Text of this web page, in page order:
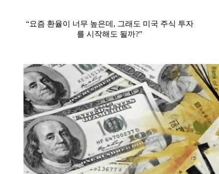
“요즘 환율이 너무 높은데, 그래도 미국 주식 투자
를 시작해도 될까?”